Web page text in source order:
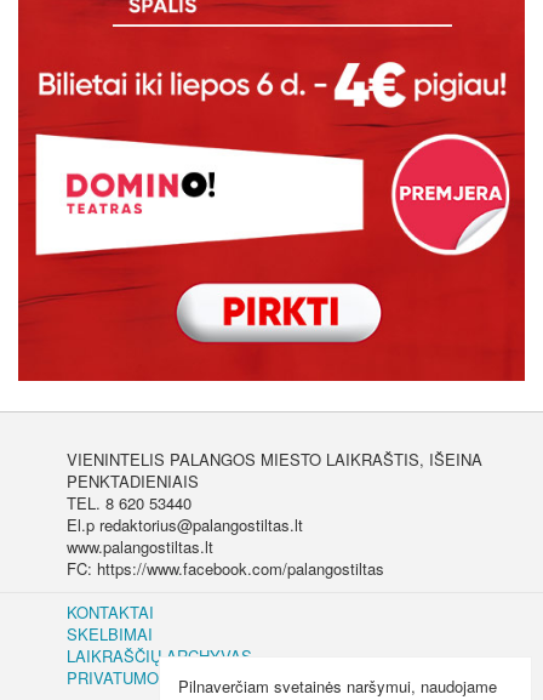
VIENINTELIS PALANGOS MIESTO LAIKRAŠTIS, IŠEINA
PENKTADIENIAIS
TEL. 8 620 53440
El.p redaktorius@palangostiltas.lt
www.palangostiltas.lt
FC: https://www.facebook.com/palangostiltas
KONTAKTAI
SKELBIMAI
LAIKRAŠČIŲ ARCHYVAS
PRIVATUMO IR SLAPUKŲ POLITIKA
Pilnaverčiam svetainės naršymui, naudojame